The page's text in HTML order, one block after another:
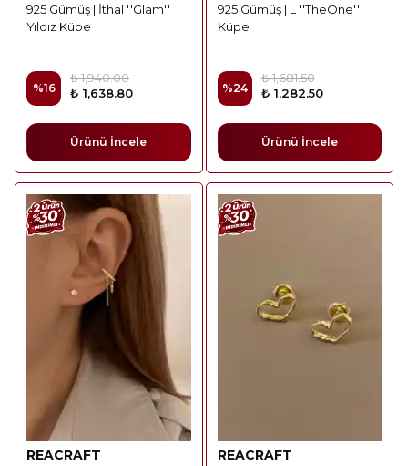
925 Gümüş | İthal ''Glam''
Yıldız Küpe
%16
₺ 1,940.00
₺ 1,638.80
Ürünü İncele
925 Gümüş | L ''TheOne''
Küpe
%24
₺ 1,681.50
₺ 1,282.50
Ürünü İncele
REACRAFT REACRAFT